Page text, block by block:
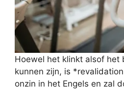
Hoewel het klinkt alsof het
kunnen zijn, is
onzin in het Engels en zal